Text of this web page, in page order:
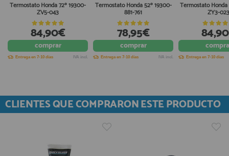
Termostato Honda 72º 19300-
ZV5-043
84,90€
comprar
Entrega en 7-10 días IVA incl.
Termostato Honda 52º 19300-
881-761
78,95€
comprar
Entrega en 7-10 días IVA incl.
Termostato
ZY3-023
Entrega en 7-10 días
CLIENTES QUE COMPRARON ESTE PRODUCTO